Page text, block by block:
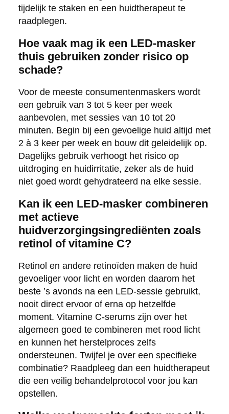
tijdelijk te staken en een huidtherapeut te
raadplegen.
Hoe vaak mag ik een LED-masker
thuis gebruiken zonder risico op
schade?
Voor de meeste consumentenmaskers wordt
een gebruik van 3 tot 5 keer per week
aanbevolen, met sessies van 10 tot 20
minuten. Begin bij een gevoelige huid altijd met
2 à 3 keer per week en bouw dit geleidelijk op.
Dagelijks gebruik verhoogt het risico op
uitdroging en huidirritatie, zeker als de huid
niet goed wordt gehydrateerd na elke sessie.
Kan ik een LED-masker combineren
met actieve
huidverzorgingsingrediënten zoals
retinol of vitamine C?
Retinol en andere retinoïden maken de huid
gevoeliger voor licht en worden daarom het
beste ’s avonds na een LED-sessie gebruikt,
nooit direct ervoor of erna op hetzelfde
moment. Vitamine C-serums zijn over het
algemeen goed te combineren met rood licht
en kunnen het herstelproces zelfs
ondersteunen. Twijfel je over een specifieke
combinatie? Raadpleeg dan een huidtherapeut
die een veilig behandelprotocol voor jou kan
opstellen.